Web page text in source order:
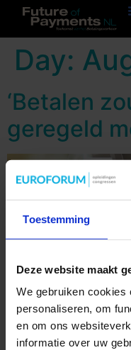
Toestemming
Deze website maakt
We gebruiken cookies
personaliseren, om
en om ons
informatie over uw
Day:
‘Betalen
geregeld
Toekomst van het
dag stelden wij Eus
Nederlandse
belangrijkste
betalingsverkeer?